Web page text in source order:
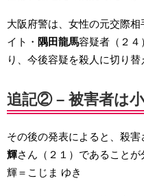
大阪府警は、女性の元交際
イト・ 隅田龍馬容疑者（２４
り、今後容疑を殺人に切り替
追記② – 被害者は
その後の発表によると、殺
輝さん（２１）であること
輝＝こじま ゆき